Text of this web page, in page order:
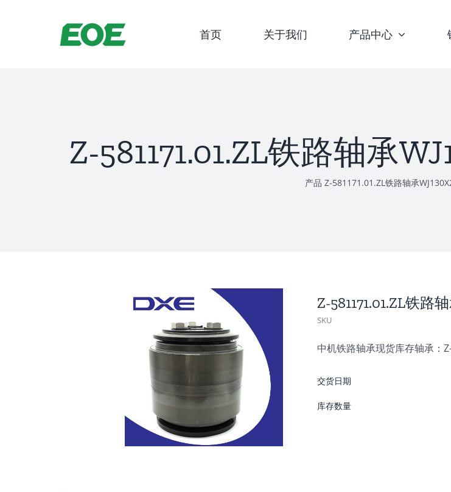
首页 关于我们 产品中心
Z-581171.01.ZL铁路轴承
产品 Z-581171.01.ZL铁路轴承
Z-581171.01.ZL铁路
SKU
中机铁路轴承现货库存轴承：
交货日期
库存数量